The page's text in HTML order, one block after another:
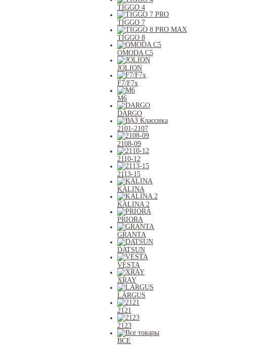
TIGGO 4
TIGGO 7
TIGGO 8
OMODA C5
JOLION
F7/F7x
M6
DARGO
2101-2107
2108-09
2110-12
2113-15
KALINA
KALINA 2
PRIORA
GRANTA
DATSUN
VESTA
XRAY
LARGUS
2121
2123
ВСЕ